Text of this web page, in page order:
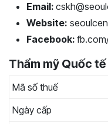
Email:
Website:
Facebook:
Thẩm mỹ Quốc
Mã số thuế
Ngày cấp